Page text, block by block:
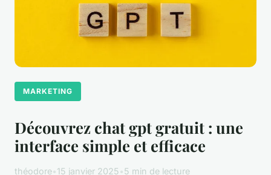
MARKETING
Découvrez chat gpt gratuit : une
interface simple et efficace
théodore•15 janvier 2025•5 min de lecture